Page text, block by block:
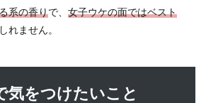
系の香りで、 女子ウケの面ではベスト
れません。
気をつけたいこと